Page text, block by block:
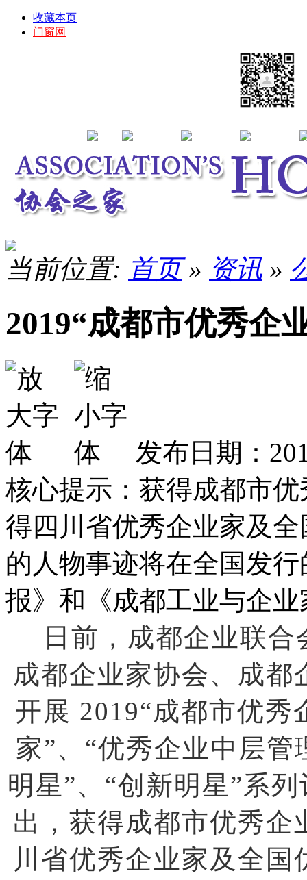
收藏本页
门窗网
当前位置: 首页» 资讯 »
2019“成都市优秀企
发布日期：
核心提示：获得成都市
得四川省优秀企业家及
的人物事迹将在全国发
报》和《成都工业与企
日前，成都企业联合
成都企业家协会、成
开展 2019“成都市优秀
家”、“优秀企业中层管
明星”、“创新明星”系
出，获得成都市优秀企
川省优秀企业家及全